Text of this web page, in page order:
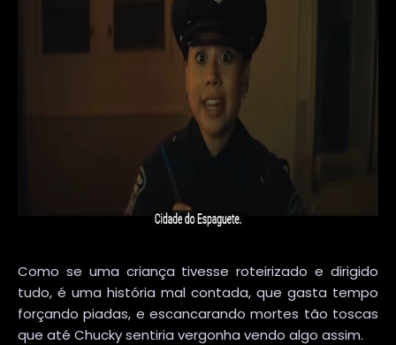
Como se uma criança tivesse roteirizado e dirigido
tudo, é uma história mal contada, que gasta tempo
forçando piadas, e escancarando mortes tão toscas
que até Chucky sentiria vergonha vendo algo assim.